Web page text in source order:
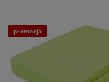
promocja